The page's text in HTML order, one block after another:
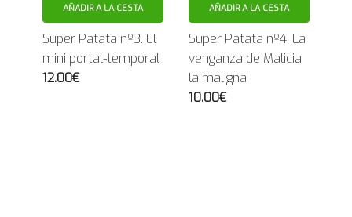
AÑADIR A LA CESTA
Super Patata nº3. El
mini portal-temporal
12.00€
AÑADIR A LA CESTA
Super Patata nº4. La
venganza de Malicia
la maligna
10.00€